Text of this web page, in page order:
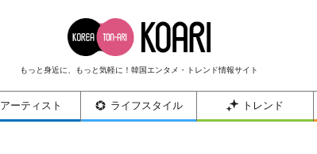
もっと身近に、もっと気軽に！韓国エンタメ・トレンド情報サイト
アーティスト ライフスタイル トレンド